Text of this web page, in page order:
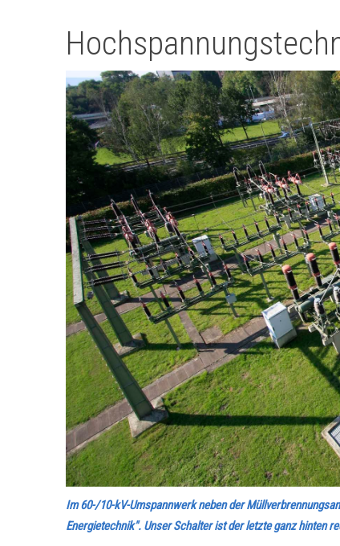
Im 60-/10-kV-Umspannwerk neben der
Energietechnik". Unser Schalter ist der letzte ganz hinten